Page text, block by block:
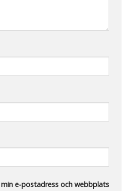
e-postadress och webbplats